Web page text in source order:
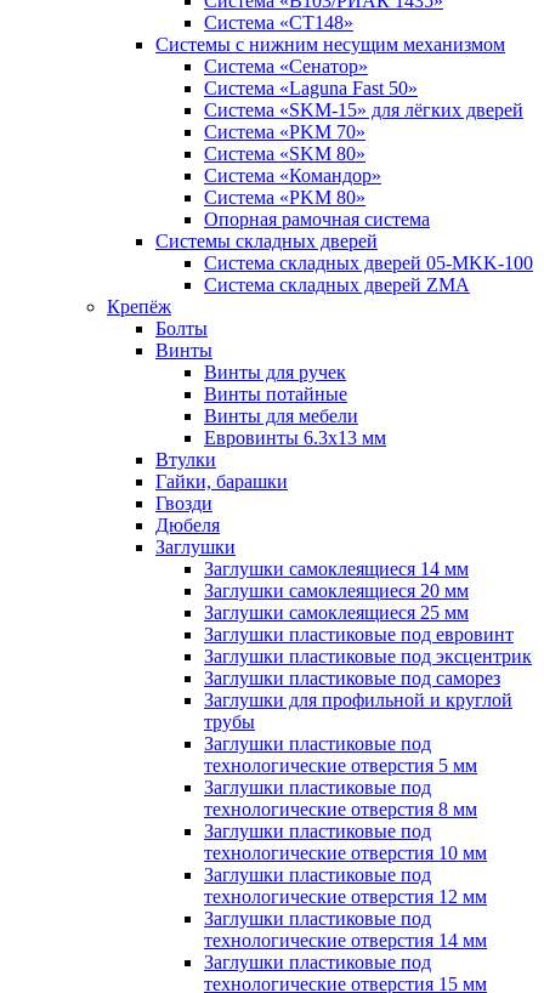
Система «СТ148»
Системы с нижним несущим механизмом
Система «Сенатор»
Система «Laguna Fast 50»
Система «SKM-15» для лёгких дверей
Система «PKM 70»
Система «SKM 80»
Система «Командор»
Система «PKM 80»
Опорная рамочная система
Системы складных дверей
Система складных дверей 05-MKK-100
Система складных дверей ZMA
Крепёж
Болты
Винты
Винты для ручек
Винты потайные
Винты для мебели
Евровинты 6.3х13 мм
Втулки
Гайки, барашки
Гвозди
Дюбеля
Заглушки
Заглушки самоклеящиеся 14 мм
Заглушки самоклеящиеся 20 мм
Заглушки самоклеящиеся 25 мм
Заглушки пластиковые под евровинт
Заглушки пластиковые под эксцентрик
Заглушки пластиковые под саморез
Заглушки для профильной и круглой
трубы
Заглушки пластиковые под
технологические отверстия 5 мм
Заглушки пластиковые под
технологические отверстия 8 мм
Заглушки пластиковые под
технологические отверстия 10 мм
Заглушки пластиковые под
технологические отверстия 12 мм
Заглушки пластиковые под
технологические отверстия 14 мм
Заглушки пластиковые под
технологические отверстия 15 мм